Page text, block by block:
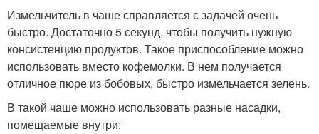
Измельчитель в чаше справляется с задачей очень
быстро. Достаточно 5 секунд, чтобы получить нужную
консистенцию продуктов. Такое приспособление можно
использовать вместо кофемолки. В нем получается
отличное пюре из бобовых, быстро измельчается зелень.
В такой чаше можно использовать разные насадки,
помещаемые внутри: